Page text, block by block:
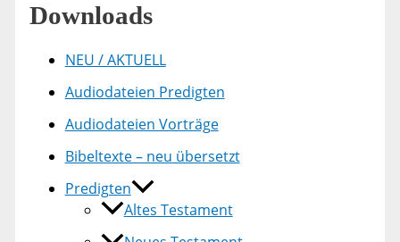
Downloads
NEU / AKTUELL
Audiodateien Predigten
Audiodateien Vorträge
Bibeltexte – neu übersetzt
Predigten
Altes Testament